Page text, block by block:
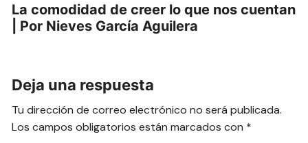
La comodidad de creer lo que nos cuentan
| Por Nieves García Aguilera
Deja una respuesta
Tu dirección de correo electrónico no será publicada.
Los campos obligatorios están marcados con *